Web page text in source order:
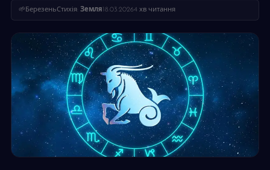
🌱 БерезеньСтихія: Земля 18.03.20264 хв читання